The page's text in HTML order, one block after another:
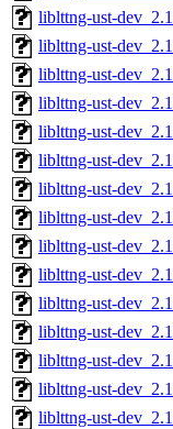
liblttng-ust-
liblttng-ust-
liblttng-ust-
liblttng-ust-
liblttng-ust-
liblttng-ust-
liblttng-ust-
liblttng-ust-
liblttng-ust-
liblttng-ust-
liblttng-ust-
liblttng-ust-
liblttng-ust-
liblttng-ust-
liblttng-ust-